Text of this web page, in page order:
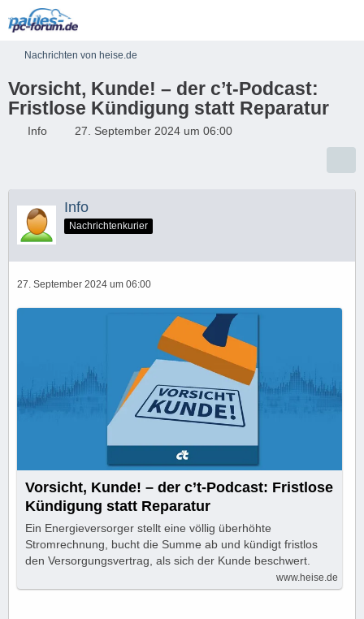
Nachrichten von heise.de
Vorsicht, Kunde! – der c’t-Podcast:
Fristlose Kündigung statt Reparatur
Info 27. September 2024 um 06:00
Info
Nachrichtenkurier
27. September 2024 um 06:00
Vorsicht, Kunde! – der c’t-Podcast: Fristlose
Kündigung statt Reparatur
Ein Energieversorger stellt eine völlig überhöhte
Stromrechnung, bucht die Summe ab und kündigt fristlos
den Versorgungsvertrag, als sich der Kunde beschwert.
www.heise.de